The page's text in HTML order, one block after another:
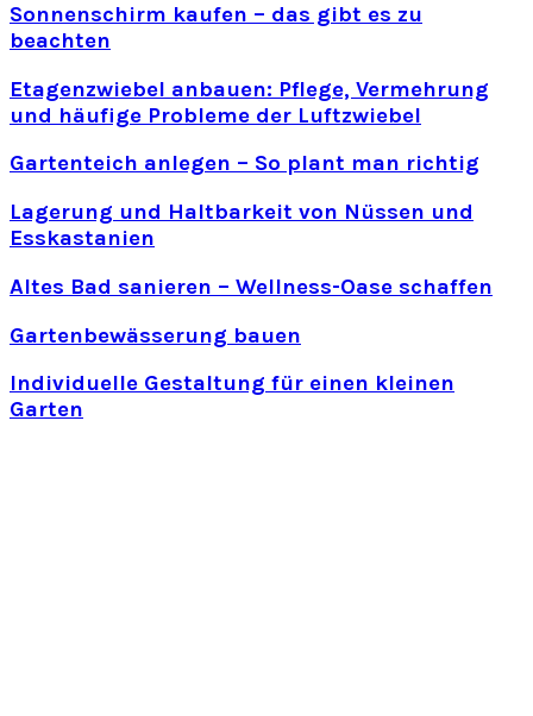
Sonnenschirm kaufen – das gibt es zu
beachten
Etagenzwiebel anbauen: Pflege, Vermehrung
und häufige Probleme der Luftzwiebel
Gartenteich anlegen – So plant man richtig
Lagerung und Haltbarkeit von Nüssen und
Esskastanien
Altes Bad sanieren – Wellness-Oase schaffen
Gartenbewässerung bauen
Individuelle Gestaltung für einen kleinen
Garten